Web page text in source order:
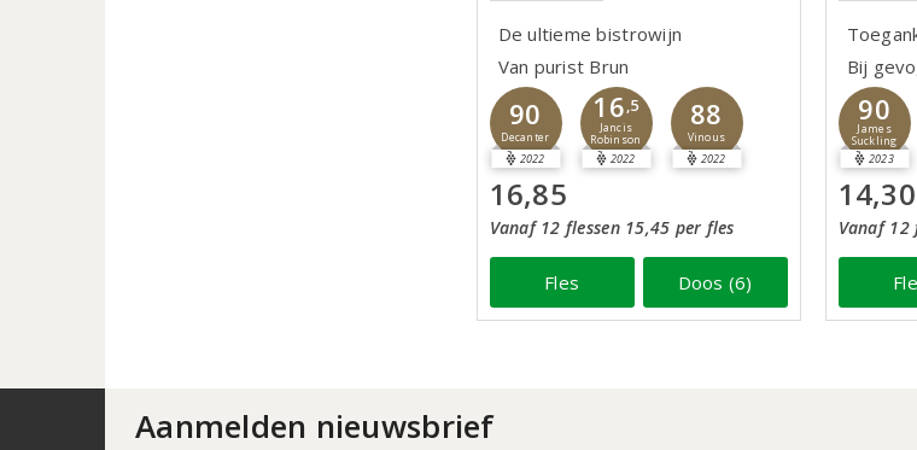
De ultieme bistrowijn
Van purist Brun
90
Decanter
2022
16,5
Jancis
Robinson
2022
88
Vinous
2022
16,85
Vanaf 12 flessen 15,45 per fles
Fles Doos (6)
Bij
90
James
Suckling
2023
14,30
Vanaf 12
Aanmelden nieuwsbrief